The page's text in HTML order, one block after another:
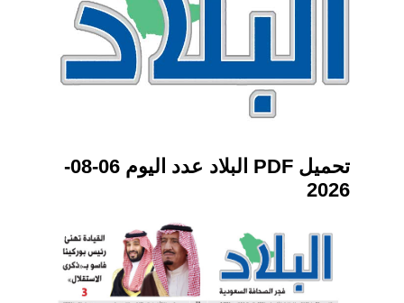
تحميل PDF البلاد عدد اليوم 06-08-
2026